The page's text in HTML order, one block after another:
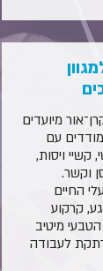
מיועדים
עם
ויסות,
וקשר.
החיים
קרקוע
מיטיב
לעבודה